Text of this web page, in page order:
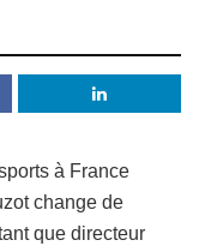
à France
change de
que directeur